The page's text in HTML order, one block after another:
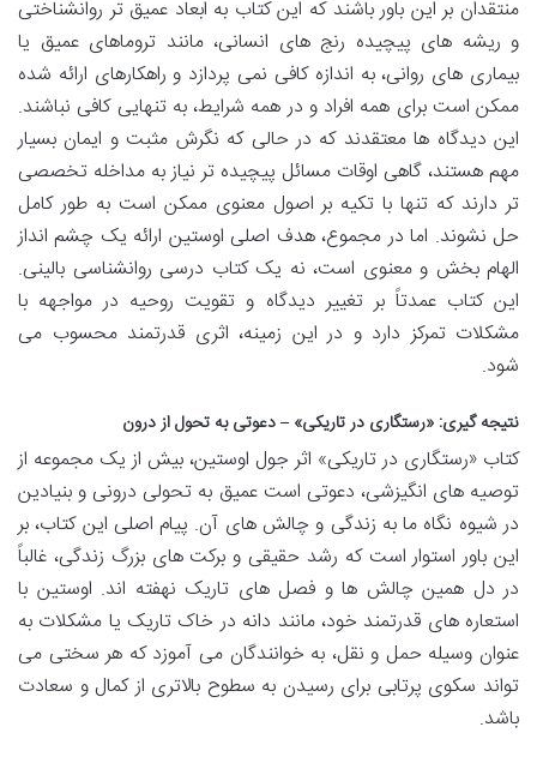
منتقدان بر این باور باشند که این کتاب به ابعاد عمیق تر روانشناختی
و ریشه های پیچیده رنج های انسانی، مانند تروماهای عمیق یا
بیماری های روانی، به اندازه کافی نمی پردازد و راهکارهای ارائه شده
ممکن است برای همه افراد و در همه شرایط، به تنهایی کافی نباشند.
این دیدگاه ها معتقدند که در حالی که نگرش مثبت و ایمان بسیار
مهم هستند، گاهی اوقات مسائل پیچیده تر نیاز به مداخله تخصصی
تر دارند که تنها با تکیه بر اصول معنوی ممکن است به طور کامل
حل نشوند. اما در مجموع، هدف اصلی اوستین ارائه یک چشم انداز
الهام بخش و معنوی است، نه یک کتاب درسی روانشناسی بالینی.
این کتاب عمدتاً بر تغییر دیدگاه و تقویت روحیه در مواجهه با
مشکلات تمرکز دارد و در این زمینه، اثری قدرتمند محسوب می
شود.
نتیجه گیری: «رستگاری در تاریکی» – دعوتی به تحول از درون
کتاب «رستگاری در تاریکی» اثر جول اوستین، بیش از یک مجموعه از
توصیه های انگیزشی، دعوتی است عمیق به تحولی درونی و بنیادین
در شیوه نگاه ما به زندگی و چالش های آن. پیام اصلی این کتاب، بر
این باور استوار است که رشد حقیقی و برکت های بزرگ زندگی، غالباً
در دل همین چالش ها و فصل های تاریک نهفته اند. اوستین با
استعاره های قدرتمند خود، مانند دانه در خاک تاریک یا مشکلات به
عنوان وسیله حمل و نقل، به خوانندگان می آموزد که هر سختی می
تواند سکوی پرتابی برای رسیدن به سطوح بالاتری از کمال و سعادت
باشد.